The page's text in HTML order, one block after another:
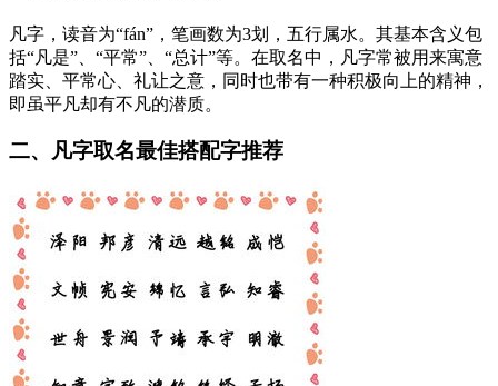
凡字，读音为“fán”，笔画数为3划，五行属水。其基本含义包
括“凡是”、“平常”、“总计”等。在取名中，凡字常被用来寓意
踏实、平常心、礼让之意，同时也带有一种积极向上的精神，
即虽平凡却有不凡的潜质。
二、凡字取名最佳搭配字推荐